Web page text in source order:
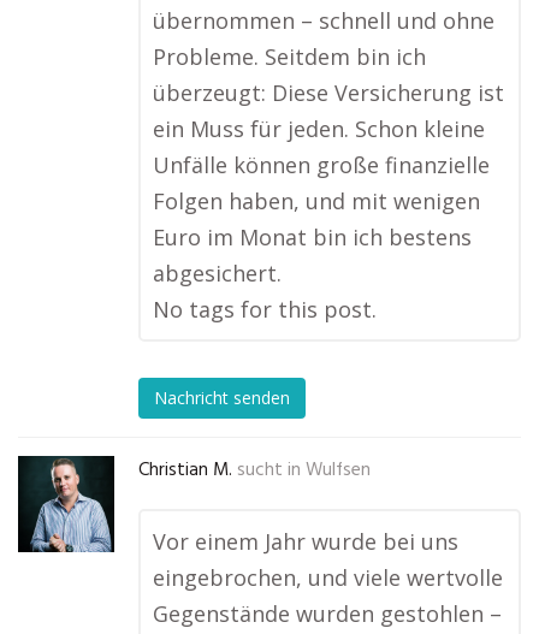
übernommen – schnell und ohne
Probleme. Seitdem bin ich
überzeugt: Diese Versicherung ist
ein Muss für jeden. Schon kleine
Unfälle können große finanzielle
Folgen haben, und mit wenigen
Euro im Monat bin ich bestens
abgesichert.
No tags for this post.
Nachricht senden
Christian M. sucht in Wulfsen
Vor einem Jahr wurde bei uns
eingebrochen, und viele wertvolle
Gegenstände wurden gestohlen –